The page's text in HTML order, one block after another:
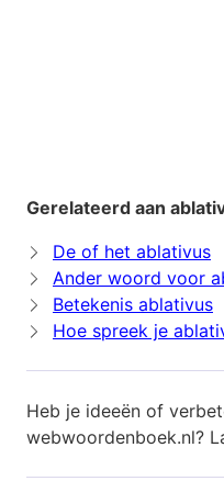
Gerelateerd aan
De of het ablativus
Ander woord voor
Betekenis ablativus
Hoe spreek je
Heb je ideeën of
webwoordenboek.nl?